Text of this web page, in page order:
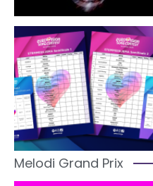
Melodi Grand Prix